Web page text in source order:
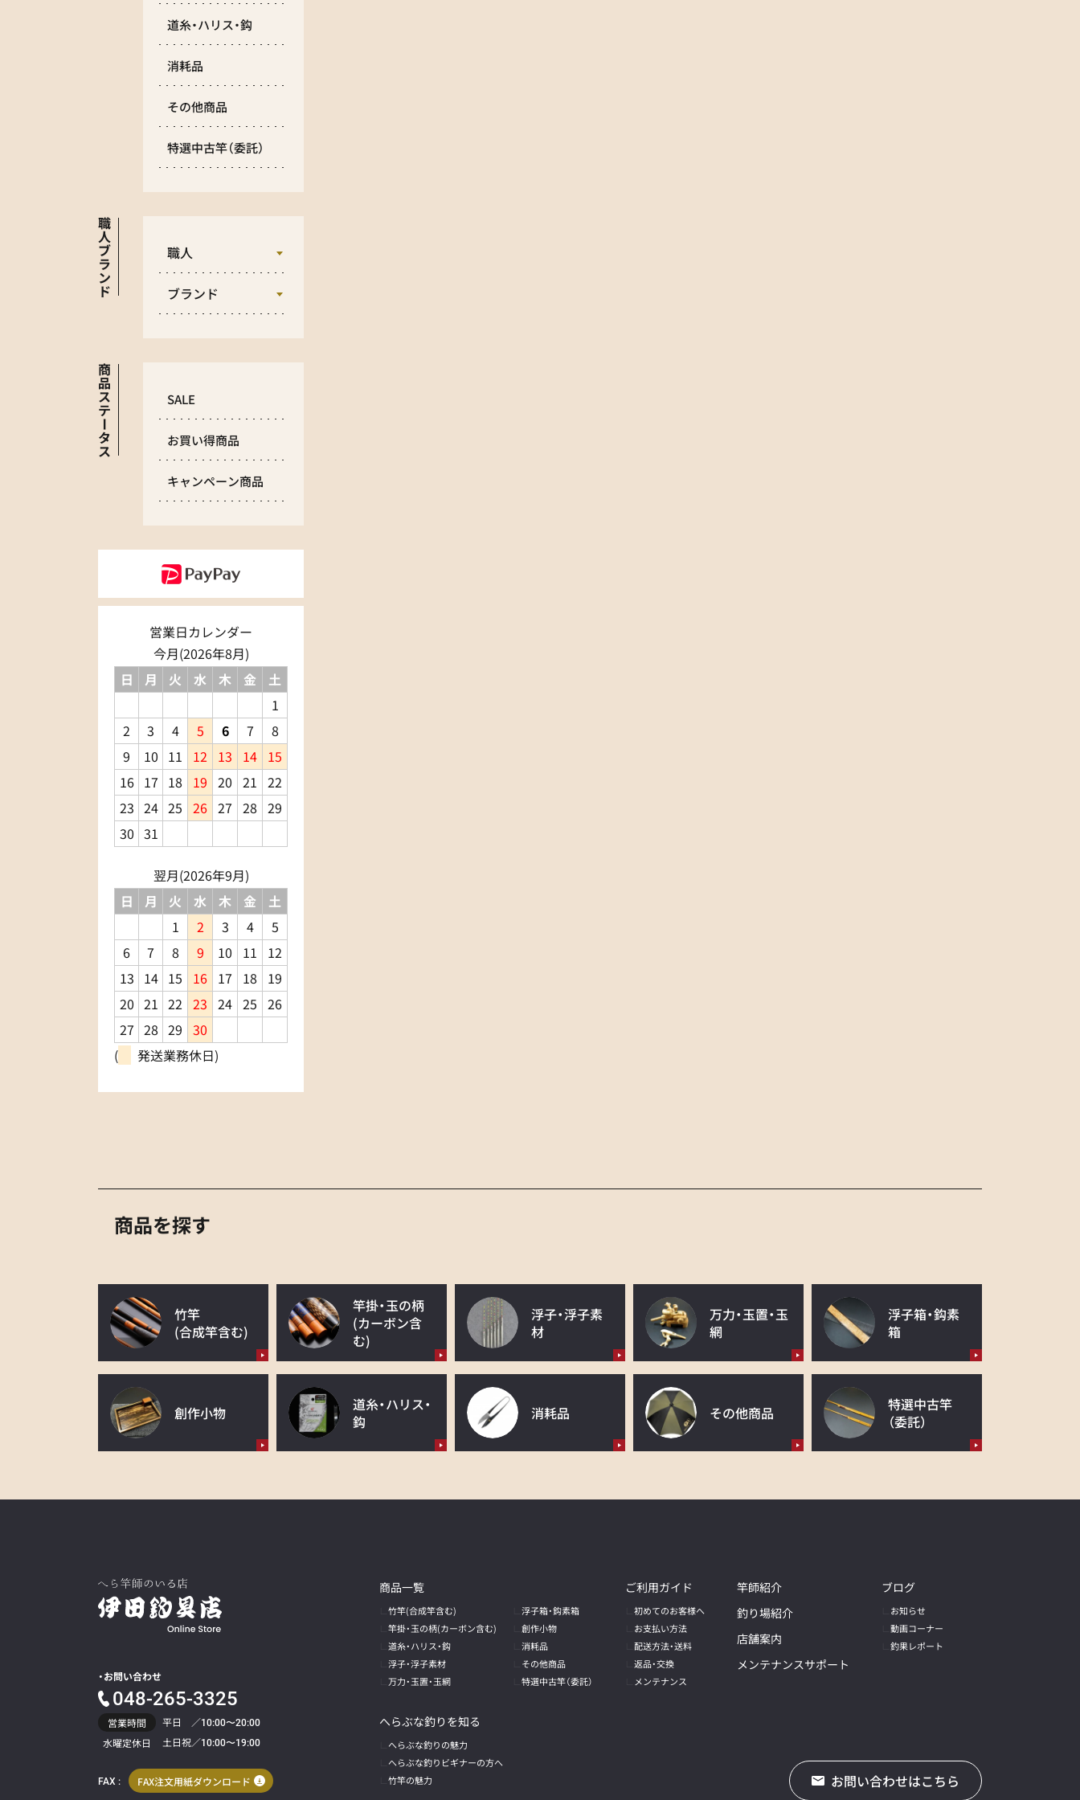
道糸・ハリス・鈎
消耗品
その他商品
特選中古竿（委託）
職
人
ブ
ラ
ン
ド
職人
ブランド
商
品
ス
テ
ー
タ
ス
SALE
お買い得商品
キャンペーン商品
営業日カレンダー
今月(2026年8月)
日
月 火 水 木 金
土
1
2
3 4 5 6 7
8
9
10 11 12 13 14 15
16 17 18 19 20 21 22
23 24 25 26 27 28 29
30 31
翌月(2026年9月)
日
月 火 水 木 金
土
1
2 3 4
5
6
7 8 9 10 11
12
13 14 15 16 17 18
19
20 21 22 23 24 25 26
27 28 29 30
(
発送業務休日)
商品を探す
竹竿
(合成竿含む)
竿掛・玉の柄
(カーボン含
む)
浮子・浮子素
材
万力・玉置・玉
網
浮子箱・鈎素
箱
創作小物
道糸・ハリス・
鈎
消耗品 その他商品
特選中古竿
（委託）
お問い合わせ
048-265-3325
営業時間 平日 ／10:00〜20:00
水曜定休日 土日祝／10:00〜19:00
FAX : FAX注文用紙ダウンロード
商品一覧
竹竿(合成竿含む)
竿掛・玉の柄(カーボン含む)
道糸・ハリス・鈎
浮子・浮子素材
万力・玉置・玉網
浮子箱・鈎素箱
創作小物
消耗品
その他商品
特選中古竿（委託）
ご利用ガイド
初めてのお客様へ
お支払い方法
配送方法・送料
返品・交換
メンテナンス
竿師紹介
釣り場紹介
店舗案内
メンテナンスサポート
ブログ
お知らせ
動画コーナー
釣果レポート
へらぶな釣りを知る
へらぶな釣りの魅力
へらぶな釣りビギナーの方へ
竹竿の魅力
お問い合わせはこちら